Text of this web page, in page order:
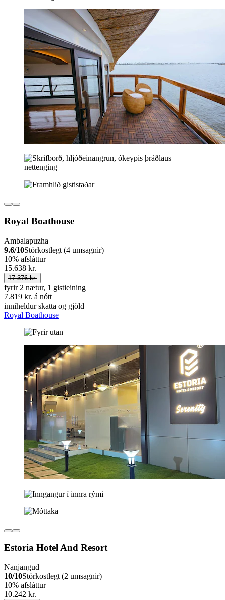
Royal Boathouse
Ambalapuzha
9.6/10Stórkostlegt (4 umsagnir)
10% afsláttur
15.638 kr.
17.376 kr.
fyrir 2 nætur, 1 gistieining
7.819 kr. á nótt
inniheldur skatta og gjöld
Royal Boathouse
Estoria Hotel And Resort
Nanjangud
10/10Stórkostlegt (2 umsagnir)
10% afsláttur
10.242 kr.